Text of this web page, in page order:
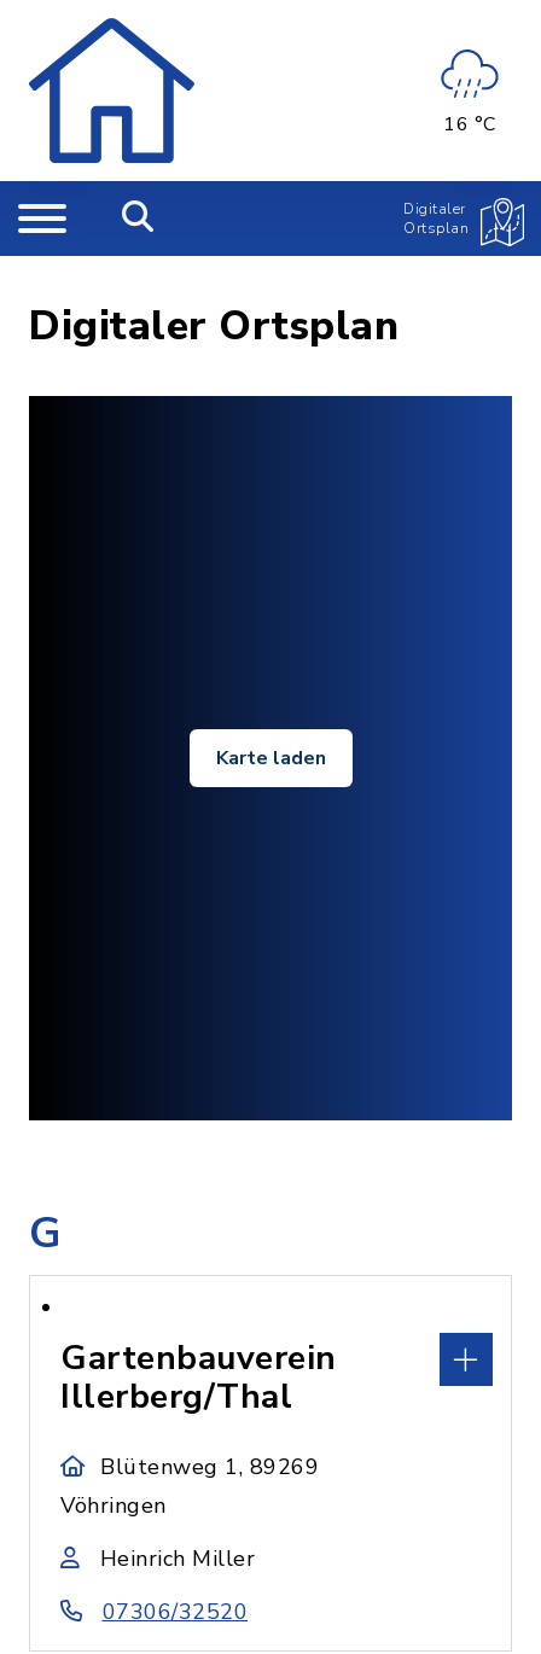
16 °C
Digitaler
Ortsplan
Digitaler Ortsplan
Karte laden
G
Gartenbauverein
Illerberg/Thal
Blütenweg 1, 89269
Vöhringen
Heinrich Miller
07306/32520